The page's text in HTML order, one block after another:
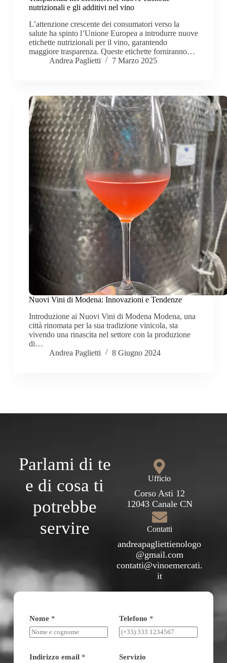
nutrizionali e gli additivi nel vino
L’attenzione crescente dei consumatori verso la
salute ha spinto l’Unione Europea a introdurre nuove
etichette nutrizionali per il vino, garantendo
maggiore trasparenza. Queste etichette forniranno…
Andrea Paglietti
7 Marzo 2025
Nuovi Vini di Modena: Innovazioni e Tendenze
Introduzione ai Nuovi Vini di Modena Modena, una
città rinomata per la sua tradizione vinicola, sta
vivendo una rinascita nel settore con la produzione
di…
Andrea Paglietti
8 Giugno 2024
Parlami di te
e di cosa ti
potrebbe
servire
Ufficio
Corso Asti 12
12043 Canale CN
Contatti
andreapagliettienologo
@gmail.com
contatti@vinoemercati.
it
Nome * Telefono *
Indirizzo email * Servizio